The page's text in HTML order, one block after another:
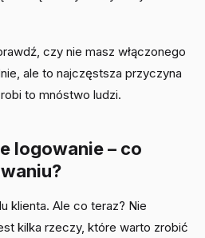
czy nie masz włączonego
ale to najczęstsza przyczyna
to mnóstwo ludzi.
logowanie – co
klienta. Ale co teraz? Nie
kilka rzeczy, które warto zrobić